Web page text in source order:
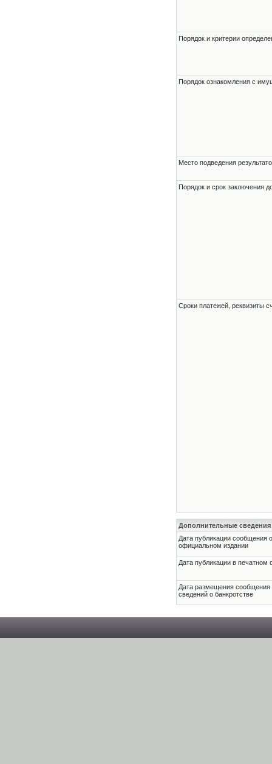
Порядок и критерии
Порядок ознакомления с
Место подведения
Порядок и срок заключения
Сроки платежей, реквизиты
Дополнительные сведения
Дата публикации сообщения
официальном издании
Дата публикации в печатном
Дата размещения
сведений о банкротстве